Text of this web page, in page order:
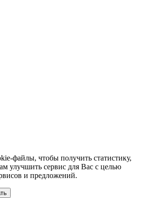
файлы, чтобы получить статистику,
улучшить сервис для Вас с целью
и предложений.